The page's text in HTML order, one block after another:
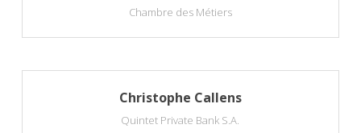
Chambre des Métiers
Christophe Callens
Quintet Private Bank S.A.